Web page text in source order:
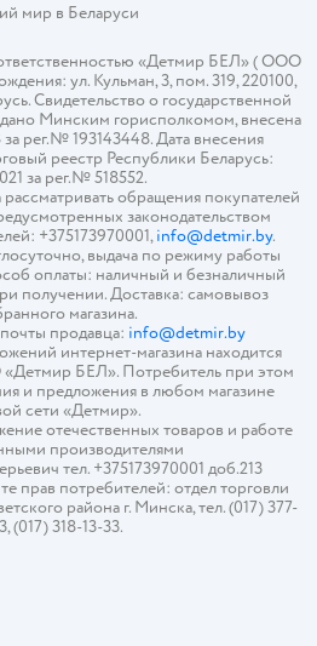
мир в Беларуси
«Детмир БЕЛ» ( ООО
ул. Кульман, 3, пом. 319, 220100,
Свидетельство о государственной
Минским горисполкомом, внесена
за рег.№ 193143448. Дата внесения
реестр Республики Беларусь:
за рег.№ 518552.
обращения покупателей
законодательством
+375173970001,info@detmir.by.
выдача по режиму работы
оплаты: наличный и безналичный
получении. Доставка: самовывоз
магазина.
продавца: info@detmir.by
интернет-магазина находится
БЕЛ». Потребитель при этом
и предложения в любом магазине
сети «Детмир».
отечественных товаров и работе
производителями
тел. +375173970001 доб.213
прав потребителей: отдел торговли
района г. Минска, тел. (017) 377-
(017) 318-13-33.